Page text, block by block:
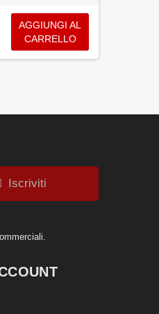
AGGIUNGI AL
CARRELLO
Iscriviti